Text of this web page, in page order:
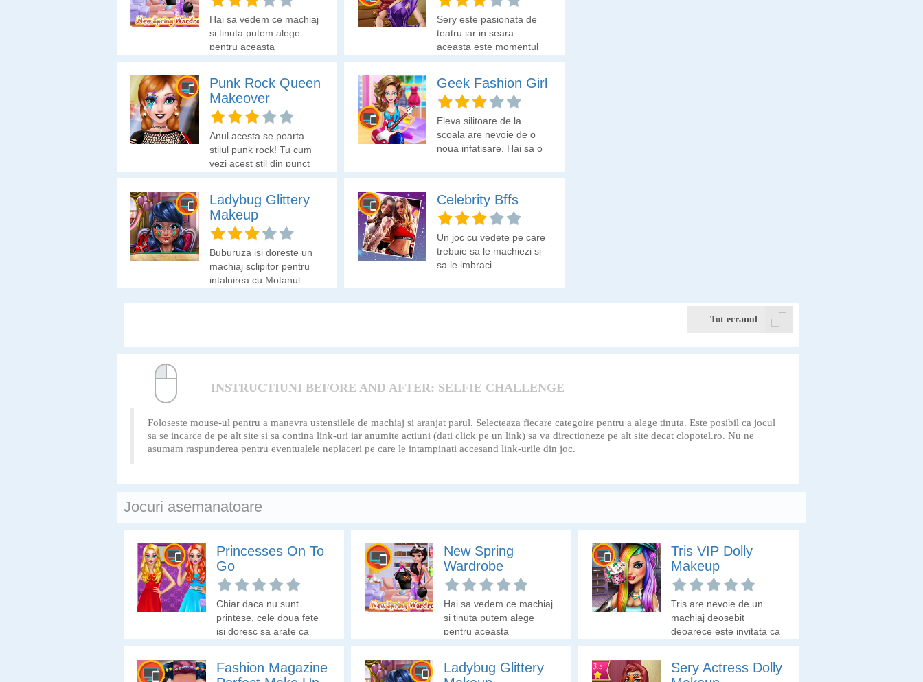
Hai sa vedem ce machiaj
si tinuta putem alege
pentru aceasta
primavara.
Sery este pasionata de
teatru iar in seara
aceasta este momentul
cand poate arata ce
Machiajul este foarte
important, asa ca trebuie
sa gasesti in cutii
nuantele cele mai
frumoase pentru a te
in lumina reflectoarelor
Punk Rock Queen
Makeover
Anul acesta se poarta
stilul punk rock! Tu cum
vezi acest stil din punct
de vedere al machiajului
Geek Fashion Girl
Eleva silitoare de la
scoala are nevoie de o
noua infatisare. Hai sa o
Ladybug Glittery
Makeup
Buburuza isi doreste un
machiaj sclipitor pentru
intalnirea cu Motanul
Celebrity Bffs
Un joc cu vedete pe care
trebuie sa le machiezi si
sa le imbraci.
Tot ecranul
INSTRUCTIUNI BEFORE AND AFTER: SELFIE CHALLENGE
Foloseste mouse-ul pentru a manevra ustensilele de machiaj si aranjat parul. Selecteaza fiecare categoire pentru a alege tinuta. Este posibil ca jocul
sa se incarce de pe alt site si sa contina link-uri iar anumite actiuni (dati click pe un link) sa va directioneze pe alt site decat clopotel.ro. Nu ne
asumam raspunderea pentru eventualele neplaceri pe care le intampinati accesand link-urile din joc.
Jocuri asemanatoare
Princesses On To
Go
Chiar daca nu sunt
printese, cele doua fete
isi doresc sa arate ca
niste printese. Hai sa le
tinuta.
New Spring
Wardrobe
Hai sa vedem ce machiaj
si tinuta putem alege
pentru aceasta
primavara.
Tris VIP Dolly
Makeup
Tris are nevoie de un
machiaj deosebit
deoarece este invitata ca
VIP la un eveniment
creezi machiajul perfect?
Fashion Magazine
Ladybug Glittery
Sery Actress Dolly